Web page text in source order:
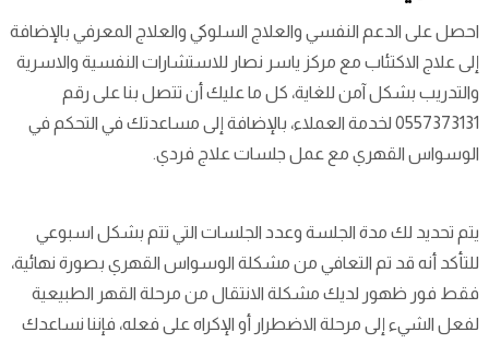
احصل على الدعم النفسي والعلاج السلوكي والعلاج المعرفي بالإضافة
إلى علاج الاكتئاب مع مركز ياسر نصار للاستشارات النفسية والاسرية
والتدريب بشكل آمن للغاية، كل ما عليك أن تتصل بنا على رقم
0557373131 لخدمة العملاء، بالإضافة إلى مساعدتك في التحكم في
الوسواس القهري مع عمل جلسات علاج فردي.
يتم تحديد لك مدة الجلسة وعدد الجلسات التي تتم بشكل اسبوعي
للتأكد أنه قد تم التعافي من مشكلة الوسواس القهري بصورة نهائية،
فقط فور ظهور لديك مشكلة الانتقال من مرحلة القهر الطبيعية
لفعل الشيء إلى مرحلة الاضطرار أو الإكراه على فعله، فإننا نساعدك